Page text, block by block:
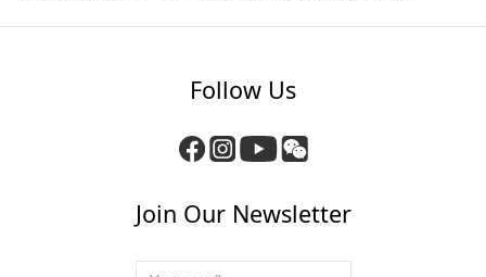
Follow Us
Join Our Newsletter